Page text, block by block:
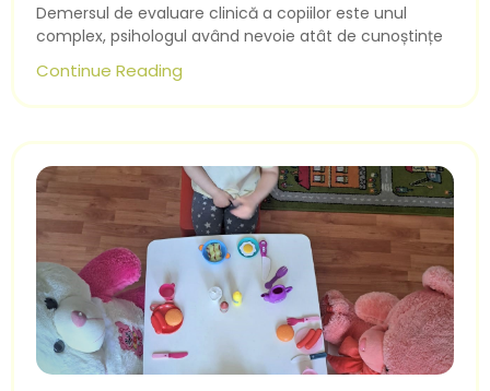
Demersul de evaluare clinică a copiilor este unul
complex, psihologul având nevoie atât de cunoștințe
Continue Reading